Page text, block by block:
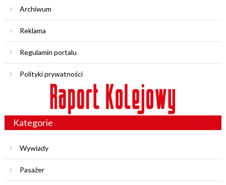
Archiwum
Reklama
Regulamin portalu
Polityki prywatności
Kategorie
Wywiady
Pasażer